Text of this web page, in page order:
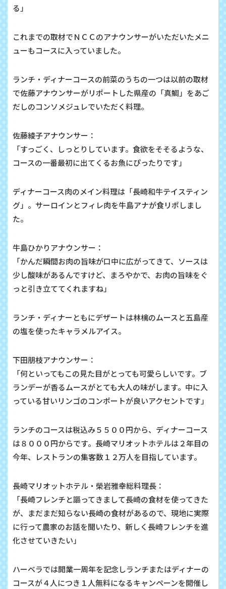
る」
これまでの取材でＮＣＣのアナウンサーがいただいたメニ
ューもコースに入っていました。
ランチ・ディナーコースの前菜のうちの一つは以前の取材
で佐藤アナウンサーがリポートした県産の「真鯛」をあご
だしのコンソメジュレでいただく料理。
佐藤綾子アナウンサー：
「すっごく、しっとりしています。食欲をそそるような、
コースの一番最初に出てくるお魚にぴったりです」
ディナーコース肉のメイン料理は「長崎和牛テイスティン
グ」。サーロインとフィレ肉を牛島アナが食リポしまし
た。
牛島ひかりアナウンサー：
「かんだ瞬間お肉の旨味が口中に広がってきて、ソースは
少し酸味があるんですけど、まろやかで、お肉の旨味をぐ
っと引き立ててくれますね」
ランチ・ディナーともにデザートは林檎のムースと五島産
の塩を使ったキャラメルアイス。
下田朋枝アナウンサー：
「何といってもこの見た目がとっても可愛らしいです。ブ
ランデーが香るムースがとても大人の味がします。中に入
っている甘いリンゴのコンポートが良いアクセントです」
ランチのコースは税込み５５００円から、ディナーコース
は８０００円からです。長崎マリオットホテルは２年目の
今年、レストランの集客数１２万人を目指しています。
長崎マリオットホテル・榮岩雅幸総料理長：
「長崎フレンチと謳ってきまして長崎の食材を使ってきた
が、まだまだ知らない長崎の食材があるので、現地に実際
に行って農家のお話を聞いたり、新しく長崎フレンチを進
化させていきたい」
ハーベラでは開業一周年を記念しランチまたはディナーの
コースが４人につき１人無料になるキャンペーンを開催し